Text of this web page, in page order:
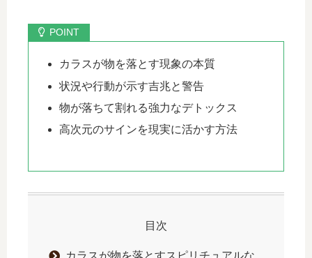
カラスが物を落とす現象の本質
状況や行動が示す吉兆と警告
物が落ちて割れる強力なデトックス
高次元のサインを現実に活かす方法
目次
カラスが物を落とすスピリチュアルな